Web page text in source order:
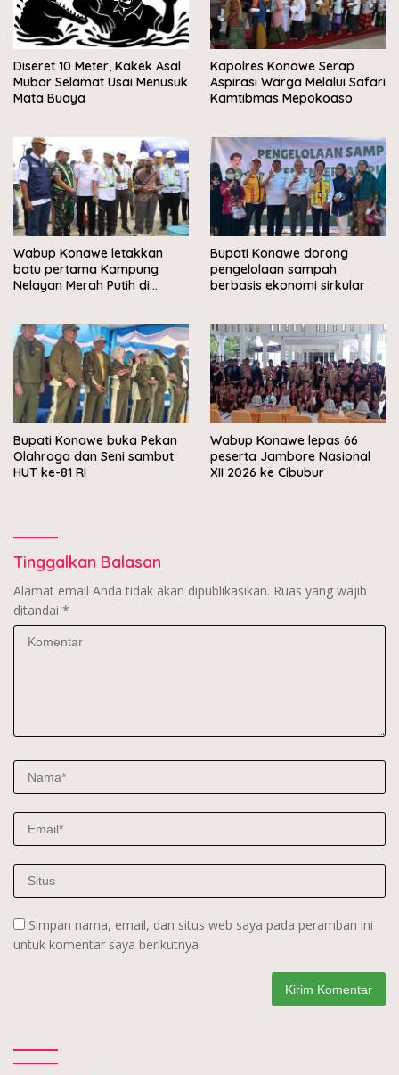
Diseret 10 Meter, Kakek Asal
Mubar Selamat Usai Menusuk
Mata Buaya
Kapolres Konawe Serap
Aspirasi Warga Melalui Safari
Kamtibmas Mepokoaso
Wabup Konawe letakkan
batu pertama Kampung
Nelayan Merah Putih di
Bupati Konawe dorong
pengelolaan sampah
berbasis ekonomi sirkular
Bupati Konawe buka Pekan
Olahraga dan Seni sambut
HUT ke-81 RI
Wabup Konawe lepas 66
peserta Jambore Nasional
XII 2026 ke Cibubur
Tinggalkan Balasan
Alamat email Anda tidak akan dipublikasikan. Ruas yang wajib
ditandai *
Simpan nama, email, dan situs web saya pada peramban ini
untuk komentar saya berikutnya.